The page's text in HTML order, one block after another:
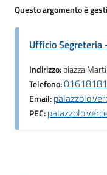
Questo argomento è
Ufficio Segreteria
Indirizzo:piazza
Telefono:
Email:
PEC: